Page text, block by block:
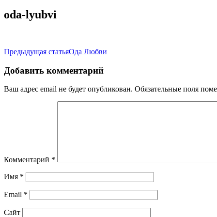
oda-lyubvi
Навигация
по
записям
Предыдущая статьяОда Любви
Добавить комментарий
Ваш адрес email не будет опубликован. Обязательные поля
Комментарий *
Имя *
Email *
Сайт